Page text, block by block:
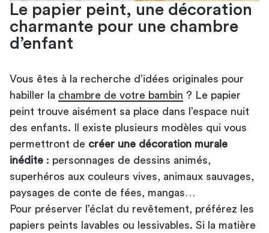
Le papier peint, une décoration
charmante pour une chambre
d’enfant
Vous êtes à la recherche d’idées originales pour
habiller la chambre de votre bambin ? Le papier
peint trouve aisément sa place dans l’espace nuit
des enfants. Il existe plusieurs modèles qui vous
permettront de créer une décoration murale
inédite : personnages de dessins animés,
superhéros aux couleurs vives, animaux sauvages,
paysages de conte de fées, mangas…
Pour préserver l’éclat du revêtement, préférez les
papiers peints lavables ou lessivables. Si la matière